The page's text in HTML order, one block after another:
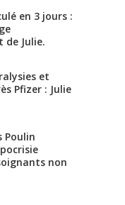
en 3 jours :
de Julie.
et
Pfizer : Julie
Poulin
non